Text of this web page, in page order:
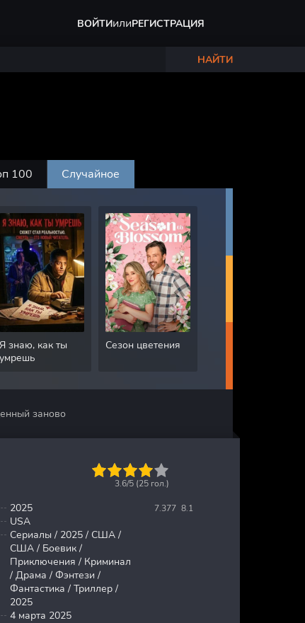
ВОЙТИилиРЕГИСТРАЦИЯ
НАЙТИ
100 Случайное
Я знаю, как ты
умрешь
Сезон цветения
заново
7.377 8.1
3.6/5 (25 гол.)
2025
USA
Сериалы / 2025 / США /
США / Боевик /
Приключения / Криминал
/ Драма / Фэнтези /
Фантастика / Триллер /
2025
4 марта 2025